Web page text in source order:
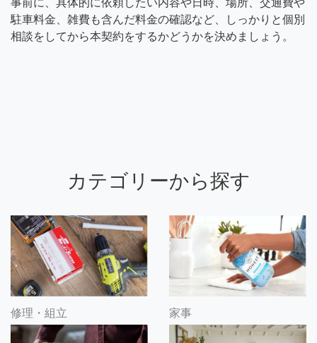
事前に、具体的に依頼したい内容や日時、場所、交通費や
駐車料金、雑費も含んだ料金の確認など、しっかりと個別
相談をしてから本契約をするかどうかを決めましょう。
カテゴリーから探す
修理・組立 家事